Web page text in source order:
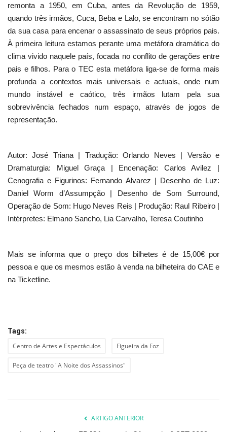
remonta a 1950, em Cuba, antes da Revolução de 1959,
quando três irmãos, Cuca, Beba e Lalo, se encontram no sótão
da sua casa para encenar o assassinato de seus próprios pais.
À primeira leitura estamos perante uma metáfora dramática do
clima vivido naquele país, focada no conflito de gerações entre
pais e filhos. Para o TEC esta metáfora liga-se de forma mais
profunda a contextos mais universais e actuais, onde num
mundo instável e caótico, três irmãos lutam pela sua
sobrevivência fechados num espaço, através de jogos de
representação.
Autor: José Triana | Tradução: Orlando Neves | Versão e
Dramaturgia: Miguel Graça | Encenação: Carlos Avilez |
Cenografia e Figurinos: Fernando Alvarez | Desenho de Luz:
Daniel Worm d’Assumpção | Desenho de Som Surround,
Operação de Som: Hugo Neves Reis | Produção: Raul Ribeiro |
Intérpretes: Elmano Sancho, Lia Carvalho, Teresa Coutinho
Mais se informa que o preço dos bilhetes é de 15,00€ por
pessoa e que os mesmos estão à venda na bilheteira do CAE e
na Ticketline.
Tags:
Centro de Artes e Espectáculos Figueira da Foz
Peça de teatro "A Noite dos Assassinos"
ARTIGO ANTERIOR